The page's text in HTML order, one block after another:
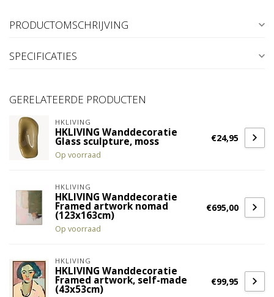
PRODUCTOMSCHRIJVING
SPECIFICATIES
GERELATEERDE PRODUCTEN
HKLIVING
HKLIVING Wanddecoratie
Glass sculpture, moss
Op voorraad
€24,95
HKLIVING
HKLIVING Wanddecoratie
Framed artwork nomad
(123x163cm)
Op voorraad
€695,00
HKLIVING
HKLIVING Wanddecoratie
Framed artwork, self-made
(43x53cm)
€99,95